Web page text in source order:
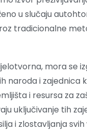
u slučaju
tradicionalne
mora se
naroda i zajednica
i resursa za
uključivanje tih
i zlostavljanja